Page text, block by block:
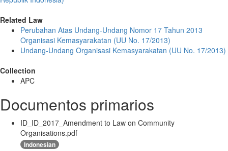
Related Law
Perubahan Atas Undang-Undang Nomor 17 Tahun 2013
Organisasi Kemasyarakatan (UU No. 17/2013)
Undang-Undang Organisasi Kemasyarakatan (UU No. 17/2013)
Collection
APC
Documentos primarios
ID_ID_2017_Amendment to Law on Community
Organisations.pdf
Indonesian